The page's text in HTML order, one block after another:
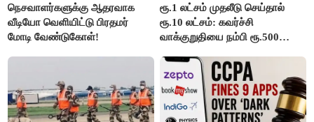
நெசவாளர்களுக்கு ஆதரவாக
வீடியோ வெளியிட்டு பிரதமர்
மோடி வேண்டுகோள்!
ரூ.1 லட்சம் முதலீடு செய்தால்
ரூ.10 லட்சம்: கவர்ச்சி
வாக்குறுதியை நம்பி ரூ.500
மக்கள்!